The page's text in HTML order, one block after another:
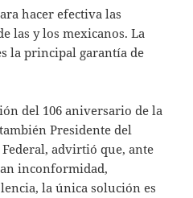
hacer efectiva las
las y los mexicanos. La
la principal garantía de
del 106 aniversario de la
Presidente del
advirtió que, ante
inconformidad,
la única solución es